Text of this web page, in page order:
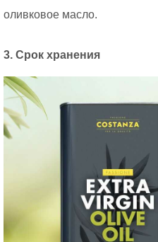
оливковое масло.
3. Срок хранения